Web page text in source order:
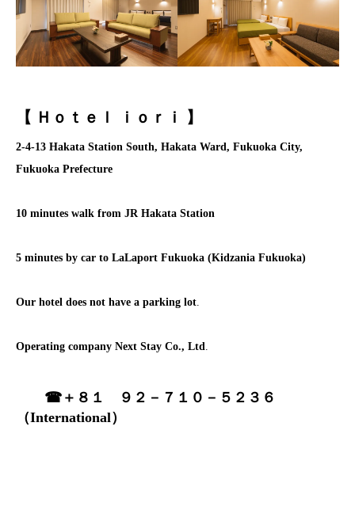
【 Ｈｏｔｅｌ ｉｏｒｉ 】
2-4-13 Hakata Station South, Hakata Ward, Fukuoka City,
Fukuoka Prefecture
10 minutes walk from JR Hakata Station
5 minutes by car to LaLaport Fukuoka (Kidzania Fukuoka)
Our hotel does not have a parking lot
Operating company Next Stay Co., Ltd
☎ ＋８１ ９２－７１０－５２３６
（International）